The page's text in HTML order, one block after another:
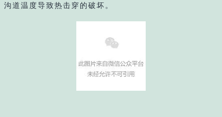
沟道温度导致热击穿的破坏。